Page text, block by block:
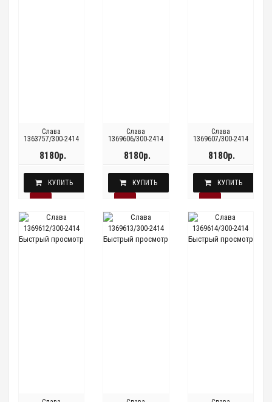
Слава
1363757/300-2414
8180р.
КУПИТЬ
Слава
1369606/300-2414
8180р.
КУПИТЬ
Слава
1369607/300-2414
8180р.
КУПИТЬ
Быстрый просмотр Быстрый просмотр Быстрый просмотр